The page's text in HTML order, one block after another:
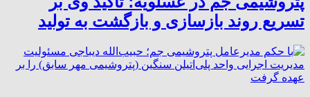
تسریع روند بازسازی و بازگشت به تولید